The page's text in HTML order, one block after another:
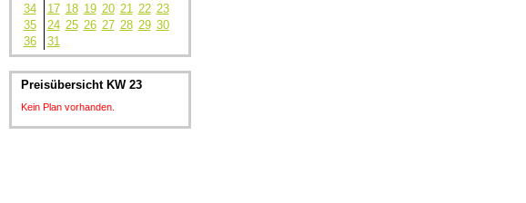
34
17 18 19 20 21 22 23
35
24 25 26 27 28 29 30
36
31
Preisübersicht KW 23
Kein Plan vorhanden.